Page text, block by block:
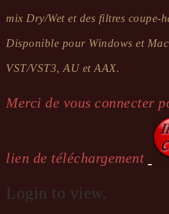
mix Dry/Wet et des filtres coupe-
Dispo­nible pour Windows et
VST/VST3, AU et AAX.
Merci de vous connecter
lien de téléchargement
Login to view.